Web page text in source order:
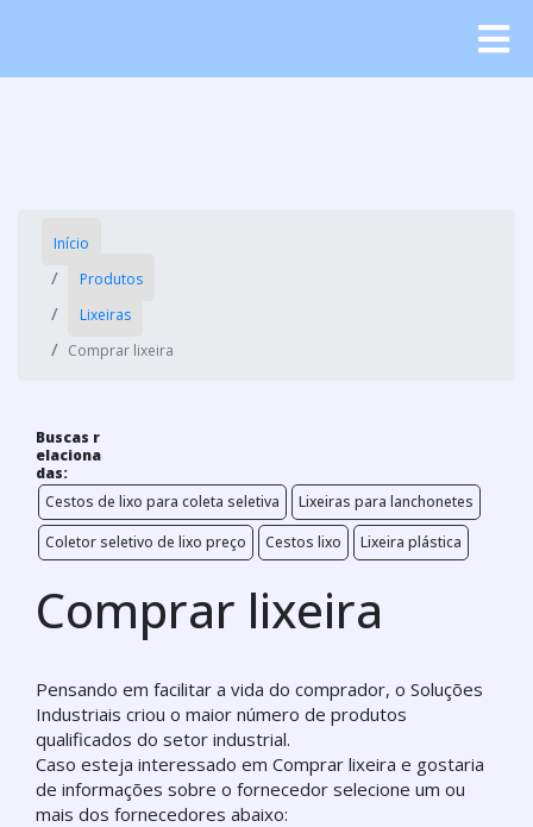
Início
Produtos
Lixeiras
Comprar lixeira
Buscas r
elaciona
das:
Cestos de lixo para coleta seletiva
Lixeiras para lanchonetes
Coletor seletivo de lixo preço
Cestos lixo Lixeira plástica
Comprar lixeira
Pensando em facilitar a vida do comprador, o Soluções
Industriais criou o maior número de produtos
qualificados do setor industrial.
Caso esteja interessado em Comprar lixeira e gostaria
de informações sobre o fornecedor selecione um ou
mais dos fornecedores abaixo: